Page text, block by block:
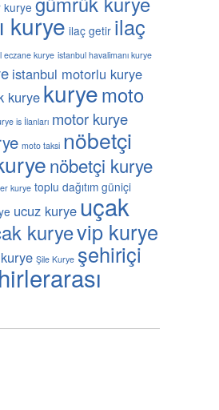
kurye
kurye ilaç getir ilaç
eczane kurye istanbul havalimanı kurye
istanbul motorlu kurye
kurye kuryemoto
is İlanları motor kurye
moto taksi nöbetçi
nöbetçi kurye
kurye toplu dağıtım güniçi
ucuz kurye uçak
kuryevip kurye
Şile Kurye şehiriçi